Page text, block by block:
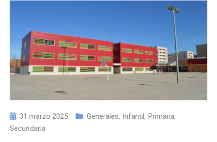
31 marzo 2025 Generales, Infantil, Primaria,
Secundaria